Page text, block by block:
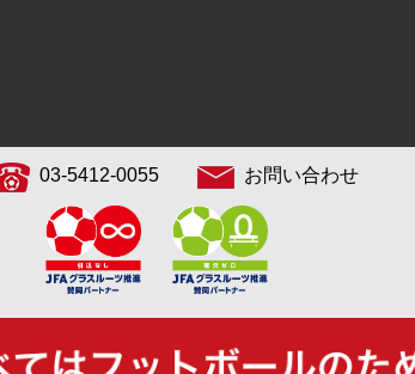
03-5412-0055 お問い合わせ